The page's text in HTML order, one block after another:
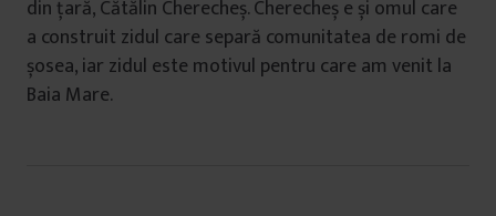
din țară, Cătălin Cherecheș. Cherecheș e și omul care
a construit zidul care separă comunitatea de romi de
șosea, iar zidul este motivul pentru care am venit la
Baia Mare.